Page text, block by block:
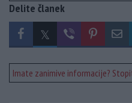
Delite članek
Imate zanimive informacije?